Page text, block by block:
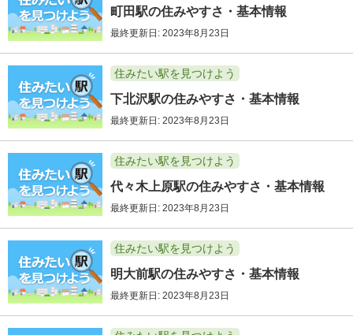
町田駅の住みやすさ・基本情報
最終更新日: 2023年8月23日
住みたい駅を見つけよう
下北沢駅の住みやすさ・基本情報
最終更新日: 2023年8月23日
住みたい駅を見つけよう
代々木上原駅の住みやすさ・基本情報
最終更新日: 2023年8月23日
住みたい駅を見つけよう
明大前駅の住みやすさ・基本情報
最終更新日: 2023年8月23日